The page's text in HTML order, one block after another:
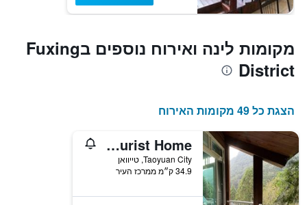
מקומות לינה ואירוח נוספים בFuxing
District
הצגת כל 49 מקומות האירוח
Fuyam Tourist Home
Taoyuan City, טייוואן
34.9 ק״מ ממרכז העיר